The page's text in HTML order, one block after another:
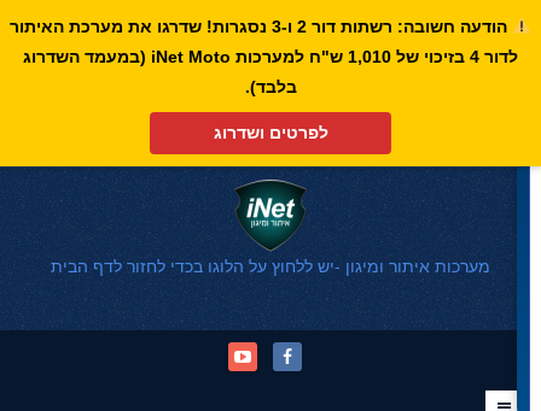
הודעה חשובה: רשתות דור 2 ו-3 נסגרות! שדרגו את מערכת האיתור
לדור 4 בזיכוי של 1,010 ש"ח למערכות iNet Moto (במעמד השדרוג
בלבד).
לפרטים ושדרוג
מערכות איתור ומיגון -יש ללחוץ על הלוגו בכדי לחזור לדף הבית